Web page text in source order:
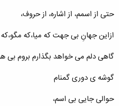
حتی از اسمم، از اشاره، از حروف،
ازاین جهانِ بی جهت که میا،که
گاهی دلم می خواهد بگذارم بروم بی
گوشه ی دوری گمنام
حوالی جایی بی اسم،